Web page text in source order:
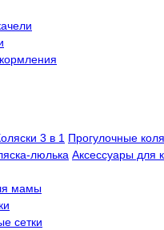
3 в 1 Прогулочные
люлька Аксессуары для
мамы
сетки